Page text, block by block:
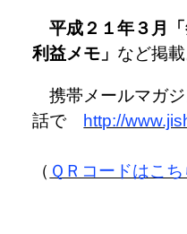
平成２１年３ 月
利益メモ」 など掲載
携帯メールマガ
話で http://
（ ＱＲコードはこち